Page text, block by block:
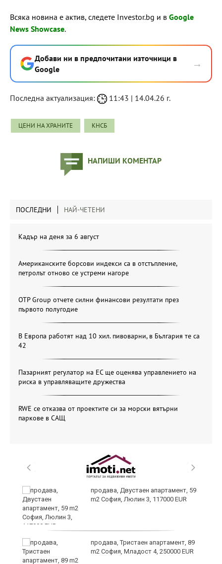
Всяка новина е актив, следете Investor.bg и в Google
News Showcase.
Добави ни в предпочитани източници в
Google
→
Последна актуализация: 11:43 | 14.04.26 г.
ЦЕНИ НА ХРАНИТЕ КНСБ
НАПИШИ КОМЕНТАР
ПОСЛЕДНИ НАЙ-ЧЕТЕНИ
Кадър на деня за 6 август
Американските борсови индекси са в отстъпление,
петролът отново се устреми нагоре
OTP Group отчете силни финансови резултати през
първото полугодие
В Европа работят над 10 хил. пивоварни, в България те са
42
Пазарният регулатор на ЕС ще оценява управлението на
риска в управляващите дружества
RWE се отказва от проектите си за морски вятърни
паркове в САЩ
продава, Двустаен апартамент, 59
m2 София, Люлин 3, 117000 EUR
продава, Тристаен апартамент, 89
m2 София, Младост 4, 250000 EUR